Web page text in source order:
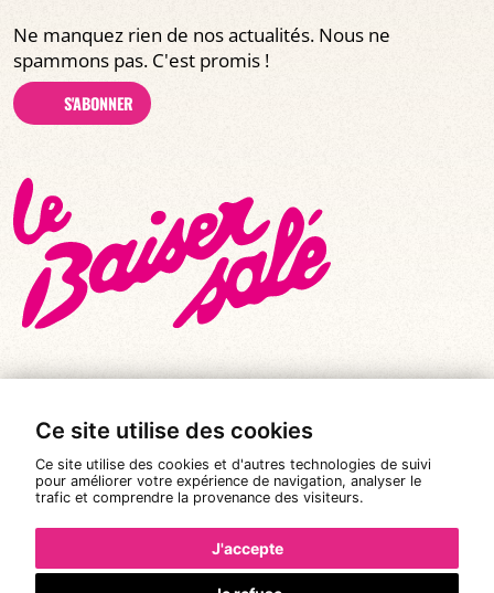
Ce site utilise des cookies
Ce site utilise des cookies et d'autres technologies de suivi
pour améliorer votre expérience de navigation, analyser le
trafic et comprendre la provenance des visiteurs.
J'accepte
Ne manquez rien de nos actualités. Nous ne
spammons pas. C'est promis !
S'ABONNER
© Tous droits réservés 2026 |
Le Baiser Salé
Mentions légales
Politique de confidentialité
Conditions Générales de Vente
Réalisation :Pixéine